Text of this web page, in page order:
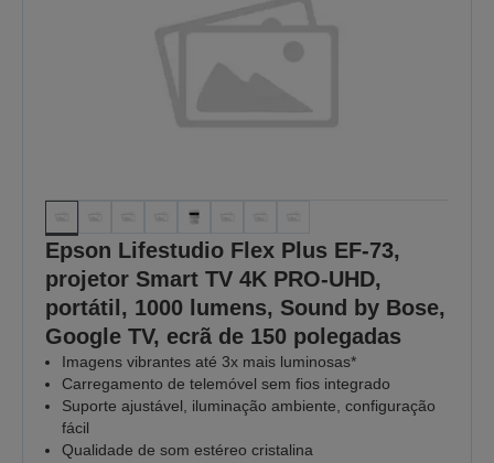
Epson Lifestudio Flex Plus EF-73,
projetor Smart TV 4K PRO-UHD,
portátil, 1000 lumens, Sound by Bose,
Google TV, ecrã de 150 polegadas
Imagens vibrantes até 3x mais luminosas*
Carregamento de telemóvel sem fios integrado
Suporte ajustável, iluminação ambiente, configuração
fácil
Qualidade de som estéreo cristalina